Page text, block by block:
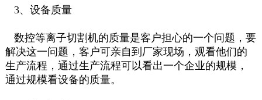
3、设备质量
数控等离子切割机的质量是客户担心的一个问题，要
解决这一问题，客户可亲自到厂家现场，观看他们的
生产流程，通过生产流程可以看出一个企业的规模，
通过规模看设备的质量。